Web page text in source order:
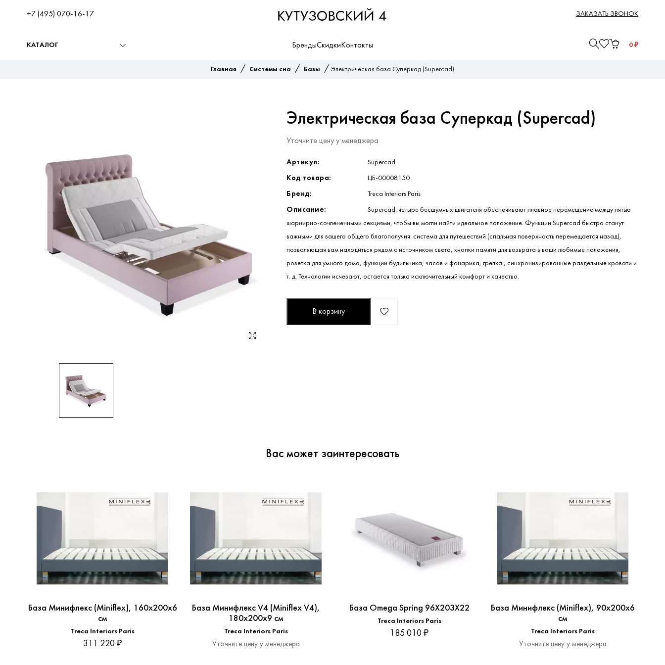
+7 (495) 070-16-17 ЗАКАЗАТЬ ЗВОНОК
КАТАЛОГ БрендыСкидки Контакты 0 ₽
Главная / Системы сна / Базы / Электрическая база Суперкад (Supercad)
Электрическая база Суперкад (Supercad)
Уточните цену у менеджера
Артикул: Supercad
Код товара: ЦБ-00008150
Бренд: Treca Interiors Paris
Описание: Supercad: четыре бесшумных двигателя обеспечивают плавное перемещение между пятью
шарнирно-сочлененными секциями, чтобы вы могли найти идеальное положение. Функции Supercad быстро станут
важными для вашего общего благополучия: система для путешествий (спальная поверхность перемещается назад),
позволяющая вам находиться рядом с источником света, кнопки памяти для возврата в ваши любимые положения,
розетка для умного дома, функции будильника, часов и фонарика, грелка , синхронизированные раздельные кровати и
т. д. Технологии исчезают, остается только исключительный комфорт и качество.
В корзину
Вас может заинтересовать
База Минифлекс (Miniflex), 160x200x6
см
Treca Interiors Paris
311 220 ₽
База Минифлекс V4 (Miniflex V4),
180x200x9 см
Treca Interiors Paris
Уточните цену у менеджера
База Omega Spring 96X203X22
Treca Interiors Paris
185 010 ₽
База Минифлекс (Miniflex), 90x200x6
см
Treca Interiors Paris
Уточните цену у менеджера